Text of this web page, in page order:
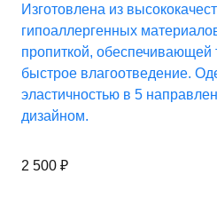
Изготовлена из
гипоаллергенных
пропиткой, обеспечивающей
быстрое влагоотведение.
эластичностью в 5
дизайном.
2 500 ₽